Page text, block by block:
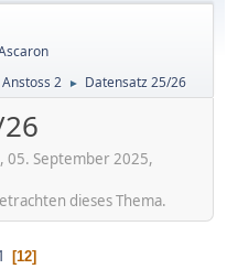
Anstoss 2 ► Datensatz 25/26
05. September 2025,
dieses Thema.
12